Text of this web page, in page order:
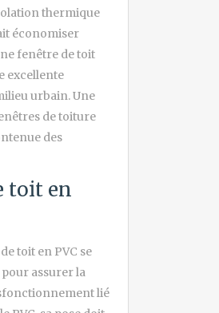
thermique
économiser
fenêtre de toit
excellente
urbain. Une
de toiture
des
toit en
toit en PVC se
pour assurer la
lié